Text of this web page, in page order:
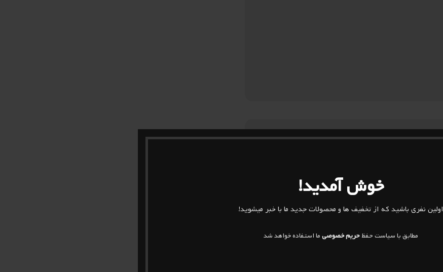
خوش آمدید!
اولین نفری باشید که از تخفیف ها و محصولات جدید ما با خبر میشوید!
مطابق با سیاست حفظحریم خصوصیما استفاده خواهد شد